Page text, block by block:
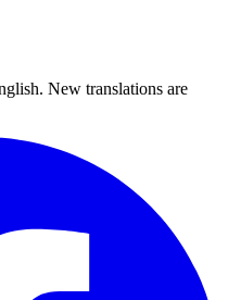
New translations are